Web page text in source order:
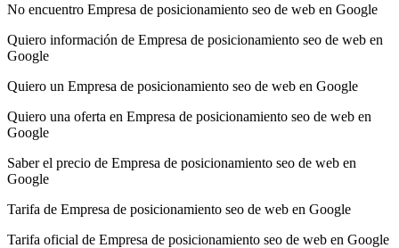
No encuentro Empresa de posicionamiento seo de web en Google
Quiero información de Empresa de posicionamiento seo de web en
Google
Quiero un Empresa de posicionamiento seo de web en Google
Quiero una oferta en Empresa de posicionamiento seo de web en
Google
Saber el precio de Empresa de posicionamiento seo de web en
Google
Tarifa de Empresa de posicionamiento seo de web en Google
Tarifa oficial de Empresa de posicionamiento seo de web en Google